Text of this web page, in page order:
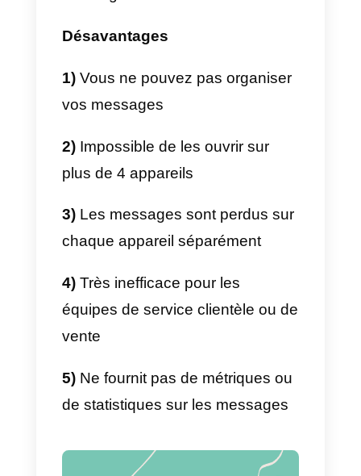
comprendre que, bien que
WhatsApp Business offre
d’excellentes fonctionnalités
commerciales, ce n’est pas la
meilleure solution pour
développer le service client,
les ventes ou simplement se
lorsque les entreprises ont un
grand volume de leads ou de
messages, WhatsApp devient
insoutenable car la plateforme
d’activités.